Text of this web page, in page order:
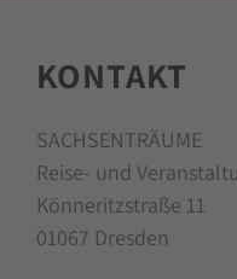
KONTAKT
SACHSENTRÄUME
Reise- und
Könneritzstraße 11
01067 Dresden